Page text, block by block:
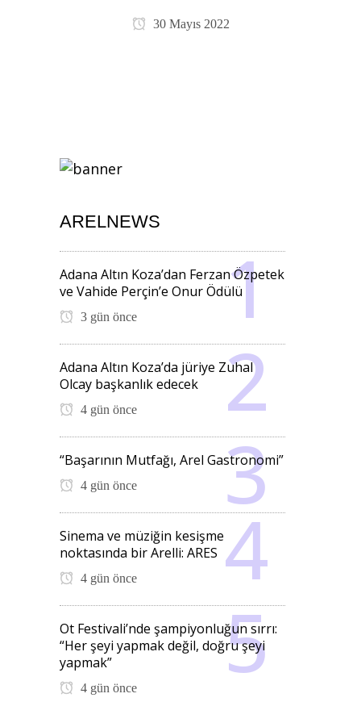
30 Mayıs 2022
ARELNEWS
Adana Altın Koza’dan Ferzan Özpetek
ve Vahide Perçin’e Onur Ödülü
3 gün önce
Adana Altın Koza’da jüriye Zuhal
Olcay başkanlık edecek
4 gün önce
“Başarının Mutfağı, Arel Gastronomi”
4 gün önce
Sinema ve müziğin kesişme
noktasında bir Arelli: ARES
4 gün önce
Ot Festivali’nde şampiyonluğun sırrı:
“Her şeyi yapmak değil, doğru şeyi
yapmak”
4 gün önce